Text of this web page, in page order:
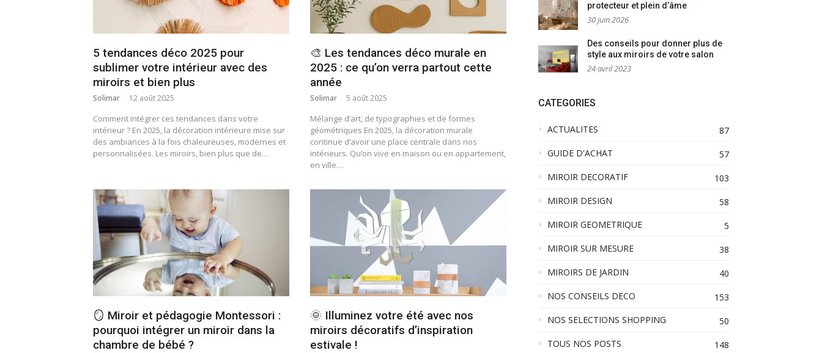
5 tendances déco 2025 pour
sublimer votre intérieur avec des
miroirs et bien plus
Solimar 12 août 2025
Comment intégrer ces tendances dans votre
intérieur ? En 2025, la décoration intérieure mise sur
des ambiances à la fois chaleureuses, modernes et
personnalisées. Les miroirs, bien plus que de…
🎨 Les tendances déco murale en
2025 : ce qu’on verra partout cette
année
Solimar 5 août 2025
Mélange d’art, de typographies et de formes
géométriques En 2025, la décoration murale
continue d’avoir une place centrale dans nos
intérieurs. Qu’on vive en maison ou en appartement,
en ville…
🪞 Miroir et pédagogie Montessori :
pourquoi intégrer un miroir dans la
chambre de bébé ?
🌞 Illuminez votre été avec nos
miroirs décoratifs d’inspiration
estivale !
protecteur et plein d’âme
30 juin 2026
Des conseils pour donner plus de
style aux miroirs de votre salon
24 avril 2023
CATEGORIES
ACTUALITES
87
GUIDE D'ACHAT
57
MIROIR DECORATIF
103
MIROIR DESIGN
58
MIROIR GEOMETRIQUE
5
MIROIR SUR MESURE
38
MIROIRS DE JARDIN
40
NOS CONSEILS DECO
153
NOS SELECTIONS SHOPPING
50
TOUS NOS POSTS
148